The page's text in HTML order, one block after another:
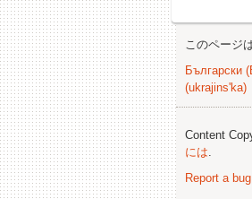
このページ
Български
(ukrajins'ka)
Content
には.
Report a